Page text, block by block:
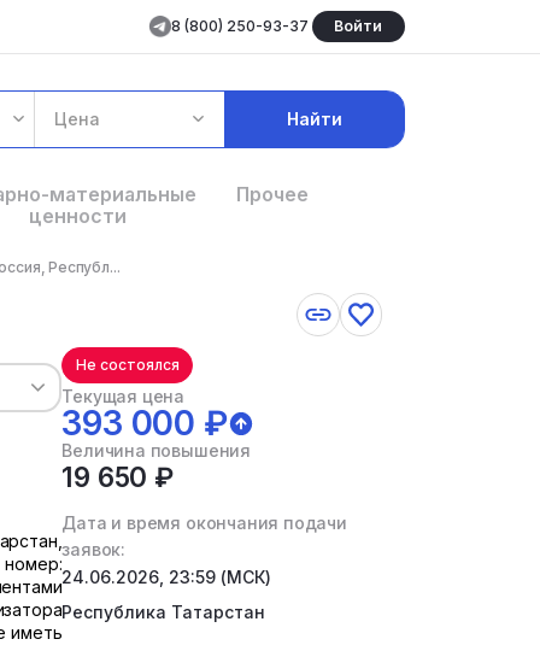
8 (800) 250-93-37 Войти
Цена Найти
материальные
ценности
Прочее
Республ...
иметь
Не состоялся
Текущая цена
393 000 ₽
Величина повышения
19 650 ₽
Дата и время окончания подачи
заявок:
24.06.2026, 23:59 (МСК)
Республика Татарстан